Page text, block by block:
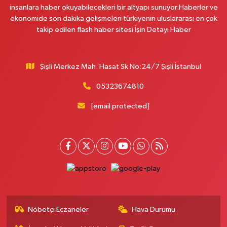
0 (212) 924 95 90 Yol Tarifi Al
Doğapark Eczanesi
insanlara haber okuyabilecekleri bir altyapı sunuyor.Haberler ve
ekonomide son dakika gelişmeleri türkiyenin uluslararası en çok
takip edilen flash haber sitesi İşin Detayı Haber
Şişli Merkez Mah. Hasat Sk No:24/7 Şişli İstanbul
05323674810
[email protected]
Nöbetçi Eczaneler Hava Durumu